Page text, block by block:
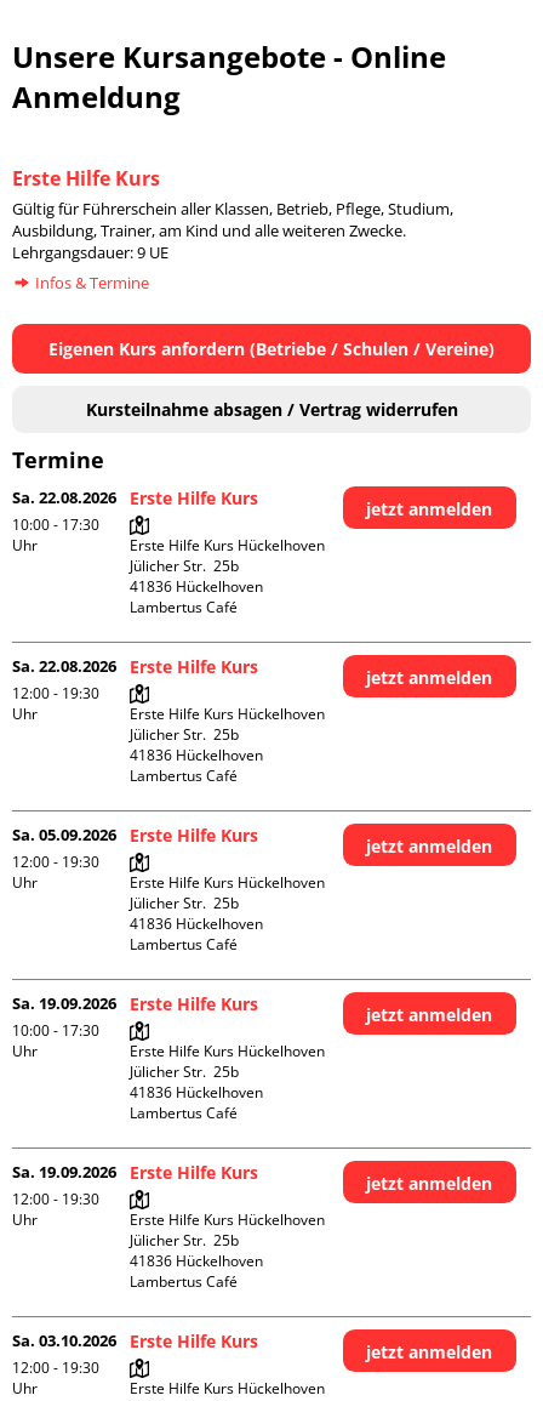
Unsere Kursangebote - Online
Anmeldung
Erste Hilfe Kurs
Gültig für Führerschein aller Klassen, Betrieb, Pflege, Studium,
Ausbildung, Trainer, am Kind und alle weiteren Zwecke.
Lehrgangsdauer: 9 UE
Infos & Termine
Eigenen Kurs anfordern (Betriebe / Schulen / Vereine)
Kursteilnahme absagen / Vertrag widerrufen
Termine
Sa. 22.08.2026
10:00 - 17:30
Uhr
Erste Hilfe Kurs
Erste Hilfe Kurs Hückelhoven
Jülicher Str.  25b
41836 Hückelhoven
Lambertus Café
jetzt anmelden
Sa. 22.08.2026
12:00 - 19:30
Uhr
Erste Hilfe Kurs
Erste Hilfe Kurs Hückelhoven
Jülicher Str.  25b
41836 Hückelhoven
Lambertus Café
jetzt anmelden
Sa. 05.09.2026
12:00 - 19:30
Uhr
Erste Hilfe Kurs
Erste Hilfe Kurs Hückelhoven
Jülicher Str.  25b
41836 Hückelhoven
Lambertus Café
jetzt anmelden
Sa. 19.09.2026
10:00 - 17:30
Uhr
Erste Hilfe Kurs
Erste Hilfe Kurs Hückelhoven
Jülicher Str.  25b
41836 Hückelhoven
Lambertus Café
jetzt anmelden
Sa. 19.09.2026
12:00 - 19:30
Uhr
Erste Hilfe Kurs
Erste Hilfe Kurs Hückelhoven
Jülicher Str.  25b
41836 Hückelhoven
Lambertus Café
jetzt anmelden
Sa. 03.10.2026
12:00 - 19:30
Uhr
Erste Hilfe Kurs
Erste Hilfe Kurs Hückelhoven
jetzt anmelden